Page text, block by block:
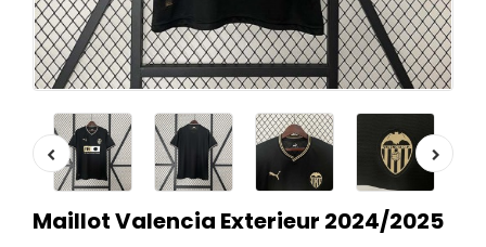
Maillot Valencia Exterieur 2024/2025